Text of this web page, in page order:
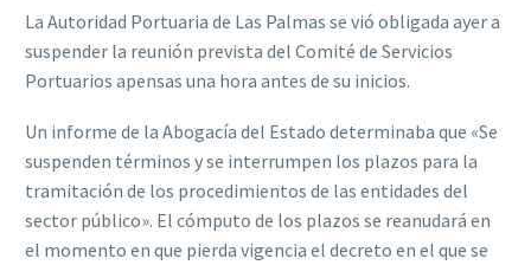
La Autoridad Portuaria de Las Palmas se vió obligada ayer a
suspender la reunión prevista del Comité de Servicios
Portuarios apensas una hora antes de su inicios.
Un informe de la Abogacía del Estado determinaba que «Se
suspenden términos y se interrumpen los plazos para la
tramitación de los procedimientos de las entidades del
sector público». El cómputo de los plazos se reanudará en
el momento en que pierda vigencia el decreto en el que se